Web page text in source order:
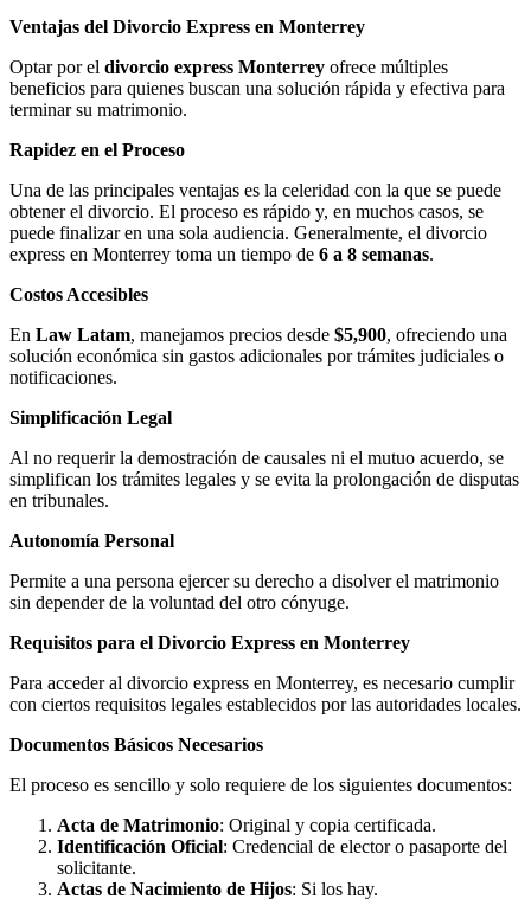
Ventajas del Divorcio Express en Monterrey
Optar por el divorcio express Monterrey ofrece múltiples
beneficios para quienes buscan una solución rápida y efectiva para
terminar su matrimonio.
Rapidez en el Proceso
Una de las principales ventajas es la celeridad con la que se puede
obtener el divorcio. El proceso es rápido y, en muchos casos, se
puede finalizar en una sola audiencia. Generalmente, el divorcio
express en Monterrey toma un tiempo de 6 a 8 semanas.
Costos Accesibles
En Law Latam, manejamos precios desde $5,900, ofreciendo una
solución económica sin gastos adicionales por trámites judiciales o
notificaciones.
Simplificación Legal
Al no requerir la demostración de causales ni el mutuo acuerdo, se
simplifican los trámites legales y se evita la prolongación de disputas
en tribunales.
Autonomía Personal
Permite a una persona ejercer su derecho a disolver el matrimonio
sin depender de la voluntad del otro cónyuge.
Requisitos para el Divorcio Express en Monterrey
Para acceder al divorcio express en Monterrey, es necesario cumplir
con ciertos requisitos legales establecidos por las autoridades locales.
Documentos Básicos Necesarios
El proceso es sencillo y solo requiere de los siguientes documentos:
Acta de Matrimonio: Original y copia certificada.
Identificación Oficial: Credencial de elector o pasaporte del
solicitante.
Actas de Nacimiento de Hijos: Si los hay.